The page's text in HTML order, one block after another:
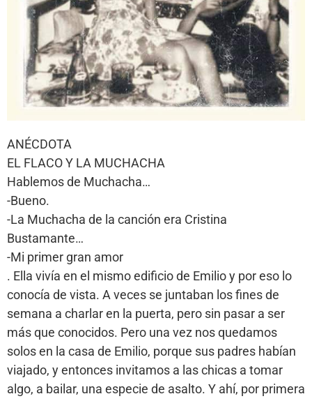
ANÉCDOTA
EL FLACO Y LA MUCHACHA
Hablemos de Muchacha…
-Bueno.
-La Muchacha de la canción era Cristina
Bustamante…
-Mi primer gran amor
. Ella vivía en el mismo edificio de Emilio y por eso lo
conocía de vista. A veces se juntaban los fines de
semana a charlar en la puerta, pero sin pasar a ser
más que conocidos. Pero una vez nos quedamos
solos en la casa de Emilio, porque sus padres habían
viajado, y entonces invitamos a las chicas a tomar
algo, a bailar, una especie de asalto. Y ahí, por primera